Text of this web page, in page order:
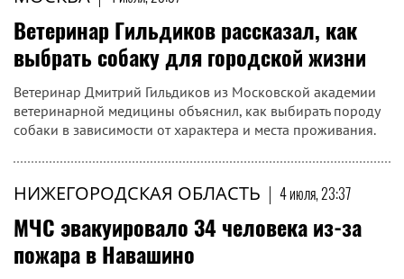
Ветеринар Гильдиков рассказал, как
выбрать собаку для городской жизни
Ветеринар Дмитрий Гильдиков из Московской академии
ветеринарной медицины объяснил, как выбирать породу
собаки в зависимости от характера и места проживания.
НИЖЕГОРОДСКАЯ ОБЛАСТЬ | 4 июля, 23:37
МЧС эвакуировало 34 человека из-за
пожара в Навашино